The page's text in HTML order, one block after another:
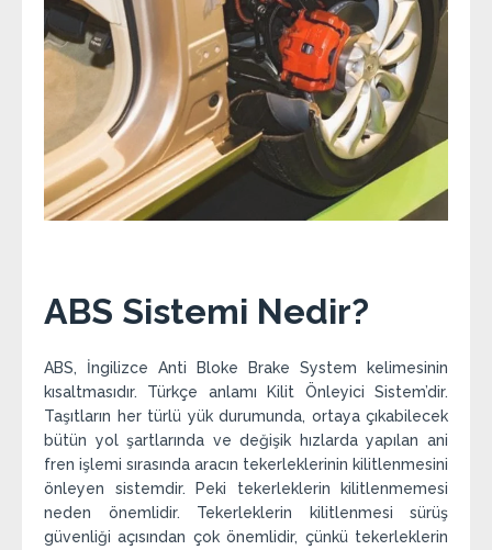
ABS Sistemi Nedir?
ABS, İngilizce Anti Bloke Brake System kelimesinin
kısaltmasıdır. Türkçe anlamı Kilit Önleyici Sistem’dir.
Taşıtların her türlü yük durumunda, ortaya çıkabilecek
bütün yol şartlarında ve değişik hızlarda yapılan ani
fren işlemi sırasında aracın tekerleklerinin kilitlenmesini
önleyen sistemdir. Peki tekerleklerin kilitlenmemesi
neden önemlidir. Tekerleklerin kilitlenmesi sürüş
güvenliği açısından çok önemlidir, çünkü tekerleklerin